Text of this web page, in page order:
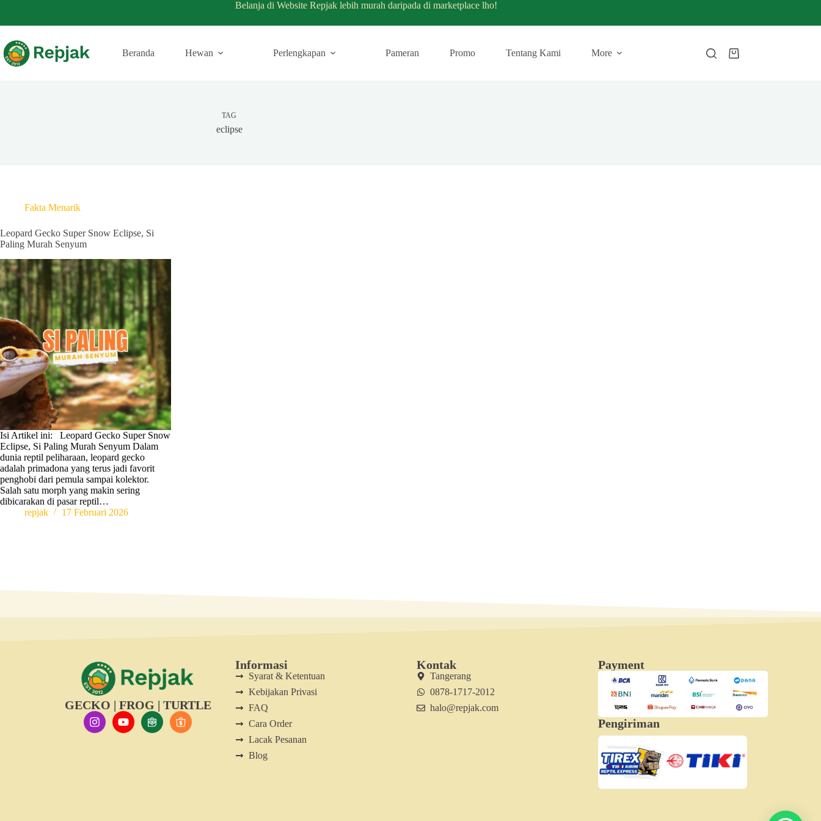
Belanja di Website Repjak lebih murah daripada di marketplace lho!
Beranda Hewan Perlengkapan Pameran Promo Tentang Kami More
TAG
eclipse
Fakta Menarik
Leopard Gecko Super Snow Eclipse, Si
Paling Murah Senyum
Isi Artikel ini: Leopard Gecko Super Snow
Eclipse, Si Paling Murah Senyum Dalam
dunia reptil peliharaan, leopard gecko
adalah primadona yang terus jadi favorit
penghobi dari pemula sampai kolektor.
Salah satu morph yang makin sering
dibicarakan di pasar reptil…
repjak
17 Februari 2026
GECKO | FROG | TURTLE
Informasi
Syarat & Ketentuan
Kebijakan Privasi
FAQ
Cara Order
Lacak Pesanan
Blog
Kontak
Tangerang
0878-1717-2012
halo@repjak.com
Payment
Pengiriman